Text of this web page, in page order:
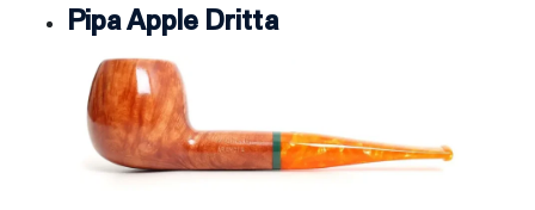
Pipa Apple Dritta